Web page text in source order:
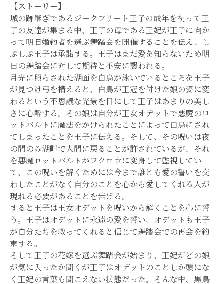
【ストーリー】
城の跡継ぎであるジークフリート王子の成年を祝って王
子の友達が集まる中、王子の母である王妃が王子に向か
って明日婚約者を選ぶ舞踏会を開催することを伝え、し
ぶしぶ王子は承諾する。王子はまだ愛を知らないため明
日の舞踏会に対して期待と不安に襲われる。
月光に照らされた湖面を白鳥が泳いでいるところを王子
が見つけ弓を構えると、白鳥が王冠を付けた娘の姿に変
わるという不思議な光景を目にして王子はあまりの美し
さに心酔する。その娘は自分が王女オデットで悪魔のロ
ットバルトに魔法をかけられたことによって白鳥にされ
てしまったことを王子に伝える。そして、その呪いは夜
の間のみ湖畔で人間に戻ることが許されているが、それ
を悪魔ロットバルトがフクロウに変身して監視してい
て、この呪いを解くためには今まで誰とも愛の誓いを交
わしたことがなく自分のことを心から愛してくれる人が
現れる必要があることを告げる。
すると王子は王女オデットを呪いから解くことを心に誓
う。王子はオデットに永遠の愛を誓い、オデットも王子
が自分たちを救ってくれると信じて舞踏会での再会を約
束する。
そして王子の花嫁を選ぶ舞踏会が始まり、王妃がどの娘
が気に入ったか聞くが王子はオデットのことしか頭にな
く王妃の言葉も聞こえない状態だった。そんな中、黒鳥